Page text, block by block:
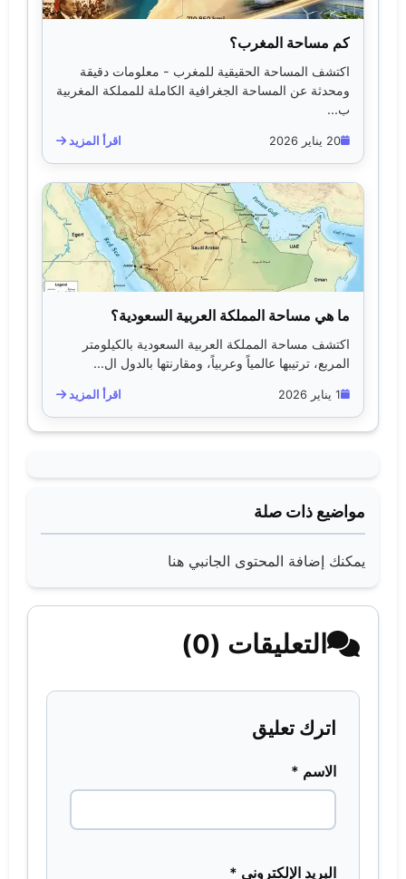
كم مساحة المغرب؟
اكتشف المساحة الحقيقية للمغرب - معلومات دقيقة
ومحدثة عن المساحة الجغرافية الكاملة للمملكة المغربية
ب...
20 يناير 2026 اقرأ المزيد
ما هي مساحة المملكة العربية السعودية؟
اكتشف مساحة المملكة العربية السعودية بالكيلومتر
المربع، ترتيبها عالمياً وعربياً، ومقارنتها بالدول ال...
1 يناير 2026 اقرأ المزيد
مواضيع ذات صلة
يمكنك إضافة المحتوى الجانبي هنا
التعليقات (0)
اترك تعليق
الاسم *
البريد الإلكتروني *